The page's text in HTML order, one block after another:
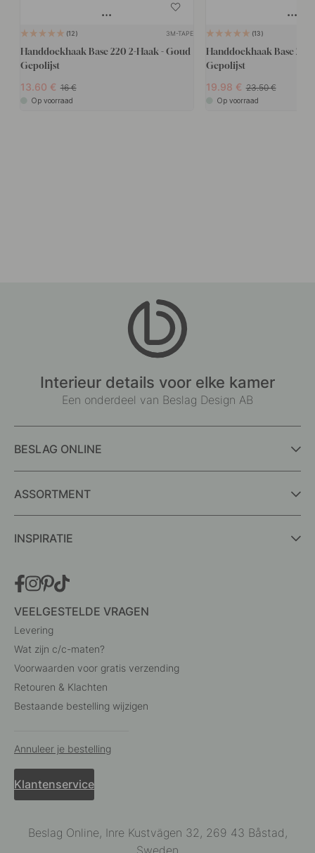
12 3M-TAPE
Handdoekhaak Base 220 2-Haak - Goud
Gepolijst
13.60 16
Op voorraad
13
Handdoekhaak Base
Gepolijst
19.98 23.50
Op voorraad
Interieur details voor elke kamer
Een onderdeel van Beslag Design AB
BESLAG ONLINE
ASSORTMENT
INSPIRATIE
VEELGESTELDE VRAGEN
Levering
Wat zijn c/c-maten?
Voorwaarden voor gratis verzending
Retouren & Klachten
Bestaande bestelling wijzigen
Annuleer je bestelling
Klantenservice
Beslag Online, Inre Kustvägen 32, 269 43 Båstad,